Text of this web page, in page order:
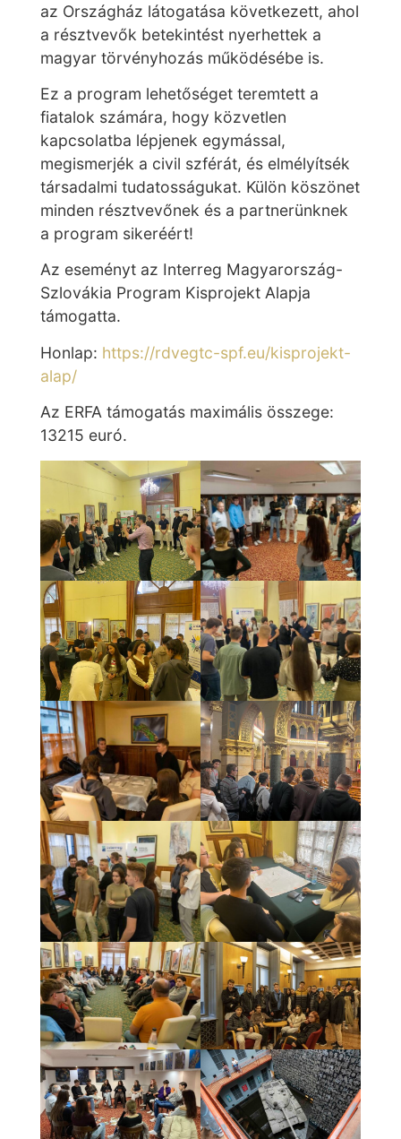
az Országház látogatása következett, ahol
a résztvevők betekintést nyerhettek a
magyar törvényhozás működésébe is.
Ez a program lehetőséget teremtett a
fiatalok számára, hogy közvetlen
kapcsolatba lépjenek egymással,
megismerjék a civil szférát, és elmélyítsék
társadalmi tudatosságukat. Külön köszönet
minden résztvevőnek és a partnerünknek
a program sikeréért!
Az eseményt az Interreg Magyarország-
Szlovákia Program Kisprojekt Alapja
támogatta.
Honlap: https://rdvegtc-spf.eu/kisprojekt-
alap/
Az ERFA támogatás maximális összege:
13215 euró.